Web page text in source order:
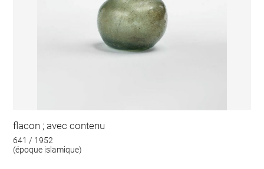
flacon ; avec contenu
641 / 1952
(époque islamique)